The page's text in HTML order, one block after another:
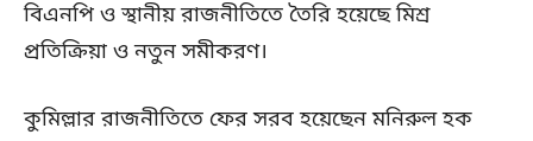
বিএনপি ও স্থানীয় রাজনীতিতে তৈরি হয়েছে মিশ্র
প্রতিক্রিয়া ও নতুন সমীকরণ।
কুমিল্লার রাজনীতিতে ফের সরব হয়েছেন মনিরুল হক